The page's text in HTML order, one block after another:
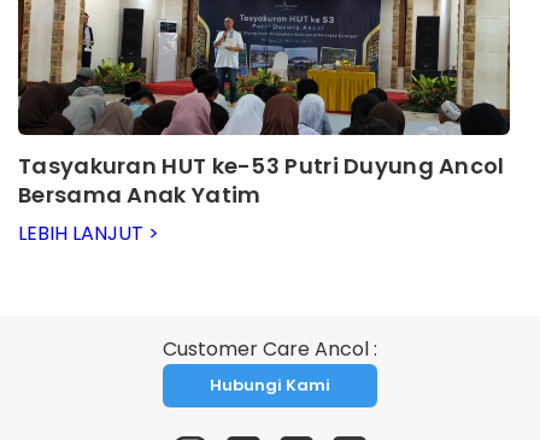
Tasyakuran HUT ke-53 Putri Duyung Ancol
Bersama Anak Yatim
LEBIH LANJUT >
Customer Care Ancol :
Hubungi Kami